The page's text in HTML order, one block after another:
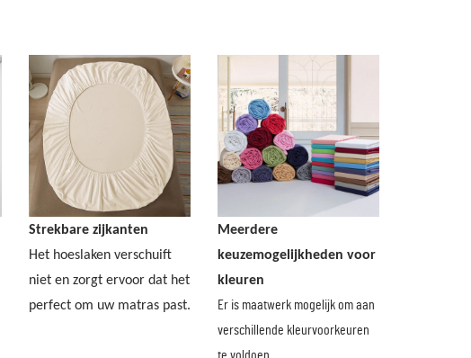
Strekbare zijkanten
Het hoeslaken verschuift
niet en zorgt ervoor dat het
perfect om uw matras past.
Meerdere
keuzemogelijkheden voor
kleuren
Er is maatwerk mogelijk om aan
verschillende kleurvoorkeuren
te voldoen.